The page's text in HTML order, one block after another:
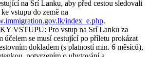
na Srí Lanku, aby před cestou sledovali
vstupu do země na
index_e.php.
VSTUPU: Pro vstup na Srí Lanku za
účelem se musí cestující po příletu prokázat
dokladem (s platností min. 6 měsíců),